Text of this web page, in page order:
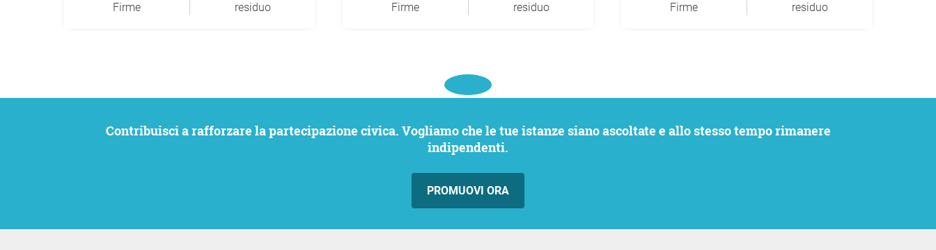
Firme residuo Firme residuo Firme residuo
Contribuisci a rafforzare la partecipazione civica. Vogliamo che le tue istanze siano ascoltate e allo stesso tempo rimanere
indipendenti.
PROMUOVI ORA